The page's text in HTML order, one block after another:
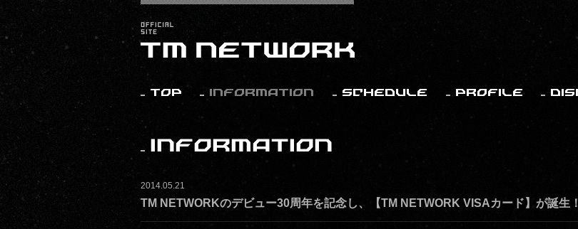
2014.05.21
TM NETWORKのデビュー30周年を記念し、【TM NETWORK VISAカード】が誕生！